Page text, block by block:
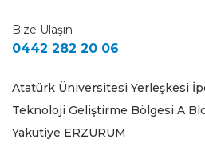
Bize Ulaşın
0442 282 20 06
Atatürk Üniversitesi Yerleşkesi
Teknoloji Geliştirme Bölgesi A
Yakutiye ERZURUM